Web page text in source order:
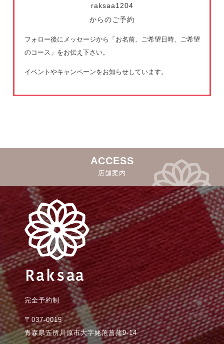
raksaa1204
からのご予約
フォロー後にメッセージから「お名前、ご希望日時、ご希望
のコース」をお伝え下さい。
イベントやキャンペーンをお知らせしています。
ACCESS
店舗案内
完全予約制
〒037-0015
青森県五所川原市大字姥萢菖蒲9-14